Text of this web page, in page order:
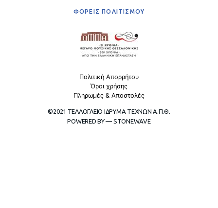
ΦΟΡΕΙΣ ΠΟΛΙΤΙΣΜΟΥ
Πολιτική Απορρήτου
Όροι χρήσης
Πληρωμές & Αποστολές
POWERED BY — STONEWAVE
©2021 ΤΕΛΛΟΓΛΕΙΟ ΙΔΡΥΜΑ ΤΕΧΝΩΝ Α.Π.Θ.